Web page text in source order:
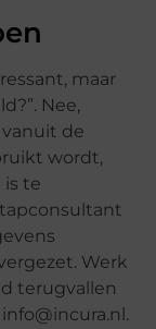
maar
Nee,
de
wordt,
is te
Werk
terugvallen